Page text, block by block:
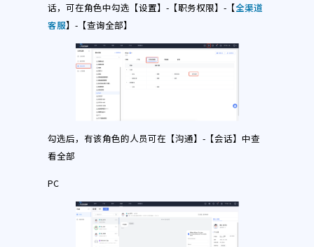
话，可在角色中勾选【设置】-【职务权限】-【全渠道
客服】-【查询全部】
勾选后，有该角色的人员可在【沟通】-【会话】中查
看全部
PC